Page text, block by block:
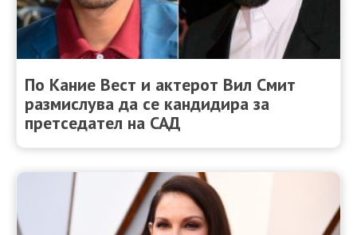
По Кание Вест и актерот Вил Смит
размислува да се кандидира за
претседател на САД